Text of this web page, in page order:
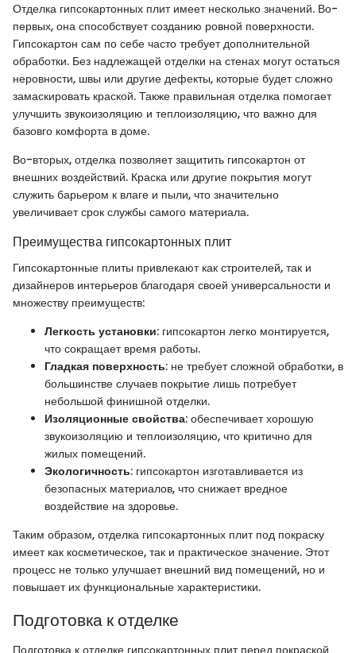
Отделка гипсокартонных плит имеет несколько значений. Во-
первых, она способствует созданию ровной поверхности.
Гипсокартон сам по себе часто требует дополнительной
обработки. Без надлежащей отделки на стенах могут остаться
неровности, швы или другие дефекты, которые будет сложно
замаскировать краской. Также правильная отделка помогает
улучшить звукоизоляцию и теплоизоляцию, что важно для
базовго комфорта в доме.
Во-вторых, отделка позволяет защитить гипсокартон от
внешних воздействий. Краска или другие покрытия могут
служить барьером к влаге и пыли, что значительно
увеличивает срок службы самого материала.
Преимущества гипсокартонных плит
Гипсокартонные плиты привлекают как строителей, так и
дизайнеров интерьеров благодаря своей универсальности и
множеству преимуществ:
Легкость установки: гипсокартон легко монтируется,
что сокращает время работы.
Гладкая поверхность: не требует сложной обработки, в
большинстве случаев покрытие лишь потребует
небольшой финишной отделки.
Изоляционные свойства: обеспечивает хорошую
звукоизоляцию и теплоизоляцию, что критично для
жилых помещений.
Экологичность: гипсокартон изготавливается из
безопасных материалов, что снижает вредное
воздействие на здоровье.
Таким образом, отделка гипсокартонных плит под покраску
имеет как косметическое, так и практическое значение. Этот
процесс не только улучшает внешний вид помещений, но и
повышает их функциональные характеристики.
Подготовка к отделке